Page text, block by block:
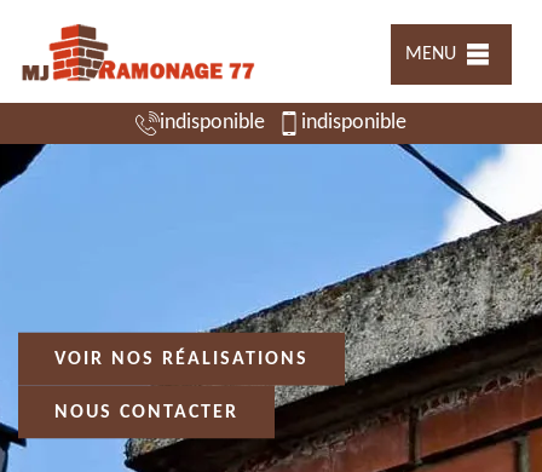
MENU
indisponible indisponible
VOIR NOS RÉALISATIONS
NOUS CONTACTER